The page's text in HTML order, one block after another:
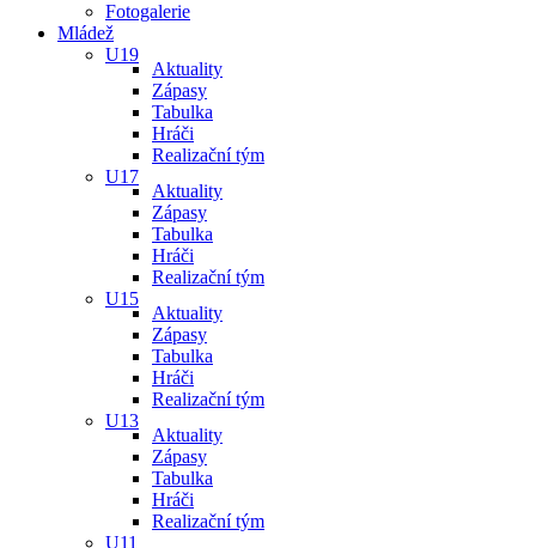
Fotogalerie
Mládež
U19
Aktuality
Zápasy
Tabulka
Hráči
Realizační tým
U17
Aktuality
Zápasy
Tabulka
Hráči
Realizační tým
U15
Aktuality
Zápasy
Tabulka
Hráči
Realizační tým
U13
Aktuality
Zápasy
Tabulka
Hráči
Realizační tým
U11